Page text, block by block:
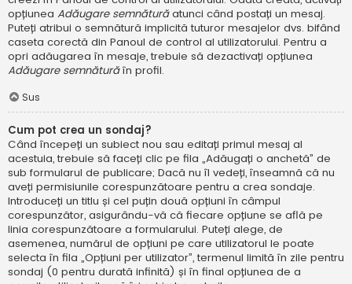
opțiunea Adăugare semnăturăatunci când postați un mesaj.
Puteți atribui o semnătură implicită tuturor mesajelor dvs. bifând
caseta corectă din Panoul de control al utilizatorului. Pentru a
opri adăugarea în mesaje, trebuie să dezactivați opțiunea
Adăugare semnăturăîn profil.
Sus
Cum pot crea un sondaj?
Când începeți un subiect nou sau editați primul mesaj al
acestuia, trebuie să faceți clic pe fila „Adăugați o anchetă” de
sub formularul de publicare; Dacă nu îl vedeți, înseamnă că nu
aveți permisiunile corespunzătoare pentru a crea sondaje.
Introduceți un titlu și cel puțin două opțiuni în câmpul
corespunzător, asigurându-vă că fiecare opțiune se află pe
linia corespunzătoare a formularului. Puteți alege, de
asemenea, numărul de opțiuni pe care utilizatorul le poate
selecta în fila „Opțiuni per utilizator”, termenul limită în zile pentru
sondaj (0 pentru durată infinită) și în final opțiunea de a